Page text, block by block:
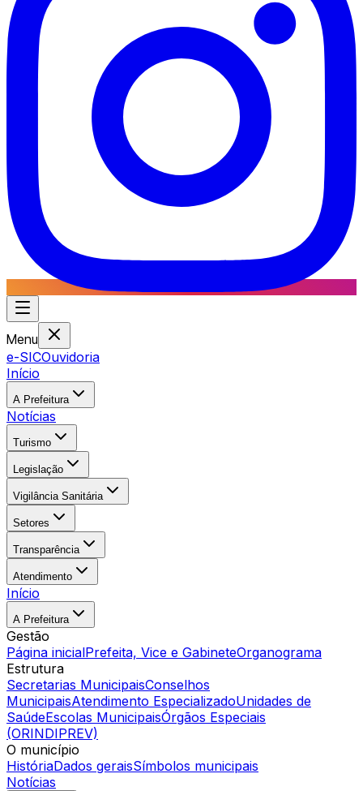
Menu
e-SICOuvidoria
Início
A Prefeitura
Notícias
Turismo
Legislação
Vigilância Sanitária
Setores
Transparência
Atendimento
Início
A Prefeitura
Gestão
Página inicialPrefeita, Vice e GabineteOrganograma
Estrutura
Secretarias MunicipaisConselhos
MunicipaisAtendimento EspecializadoUnidades de
SaúdeEscolas MunicipaisÓrgãos Especiais
(ORINDIPREV)
O município
HistóriaDados geraisSímbolos municipais
Notícias